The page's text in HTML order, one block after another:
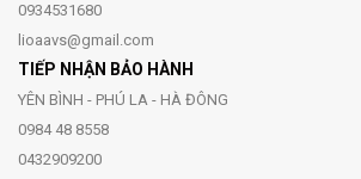
0934531680
lioaavs@gmail.com
TIẾP NHẬN BẢO HÀNH
YÊN BÌNH - PHÚ LA - HÀ ĐÔNG
0984 48 8558
0432909200